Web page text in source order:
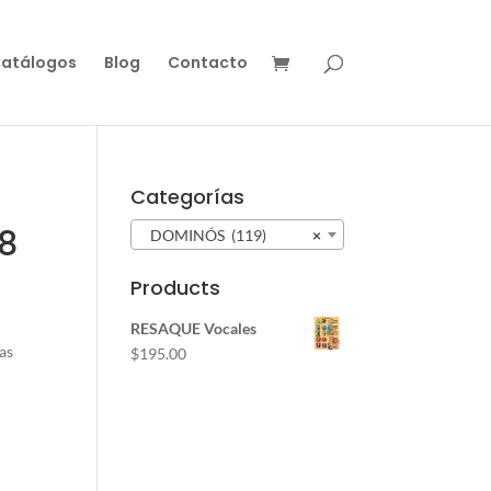
Blog Contacto
Categorías
×
DOMINÓS (119)
Products
RESAQUE Vocales
$195.00